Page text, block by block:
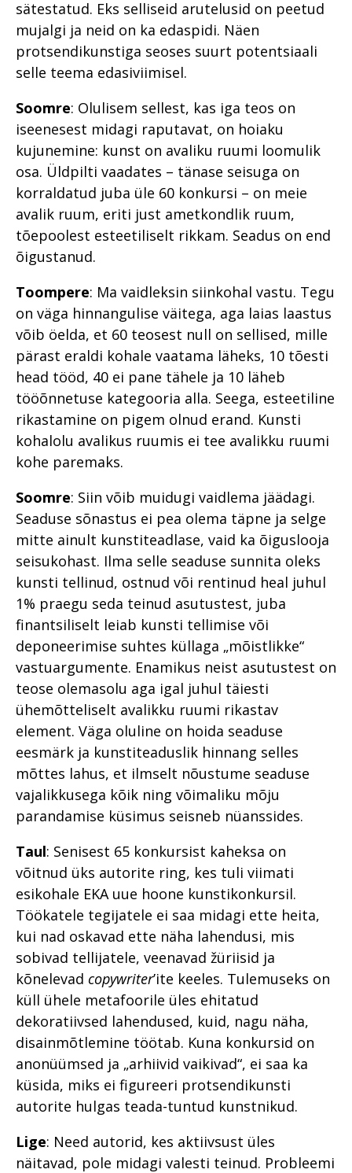
sätestatud. Eks selliseid arutelusid on peetud
mujalgi ja neid on ka edaspidi. Näen
protsendikunstiga seoses suurt potentsiaali
selle teema edasiviimisel.
Soomre: Olulisem sellest, kas iga teos on
iseenesest midagi raputavat, on hoiaku
kujunemine: kunst on avaliku ruumi loomulik
osa. Üldpilti vaadates – tänase seisuga on
korraldatud juba üle 60 konkursi – on meie
avalik ruum, eriti just ametkondlik ruum,
tõepoolest esteetiliselt rikkam. Seadus on end
õigustanud.
Toompere: Ma vaidleksin siinkohal vastu. Tegu
on väga hinnangulise väitega, aga laias laastus
võib öelda, et 60 teosest null on sellised, mille
pärast eraldi kohale vaatama läheks, 10 tõesti
head tööd, 40 ei pane tähele ja 10 läheb
tööõnnetuse kategooria alla. Seega, esteetiline
rikastamine on pigem olnud erand. Kunsti
kohalolu avalikus ruumis ei tee avalikku ruumi
kohe paremaks.
Soomre: Siin võib muidugi vaidlema jäädagi.
Seaduse sõnastus ei pea olema täpne ja selge
mitte ainult kunstiteadlase, vaid ka õiguslooja
seisukohast. Ilma selle seaduse sunnita oleks
kunsti tellinud, ostnud või rentinud heal juhul
1% praegu seda teinud asutustest, juba
finantsiliselt leiab kunsti tellimise või
deponeerimise suhtes küllaga „mõistlikke“
vastuargumente. Enamikus neist asutustest on
teose olemasolu aga igal juhul täiesti
ühemõtteliselt avalikku ruumi rikastav
element. Väga oluline on hoida seaduse
eesmärk ja kunstiteaduslik hinnang selles
mõttes lahus, et ilmselt nõustume seaduse
vajalikkusega kõik ning võimaliku mõju
parandamise küsimus seisneb nüanssides.
Taul: Senisest 65 konkursist kaheksa on
võitnud üks autorite ring, kes tuli viimati
esikohale EKA uue hoone kunstikonkursil.
Töökatele tegijatele ei saa midagi ette heita,
kui nad oskavad ette näha lahendusi, mis
sobivad tellijatele, veenavad žüriisid ja
kõnelevad copywriter’ite keeles. Tulemuseks on
küll ühele metafoorile üles ehitatud
dekoratiivsed lahendused, kuid, nagu näha,
disainmõtlemine töötab. Kuna konkursid on
anonüümsed ja „arhiivid vaikivad“, ei saa ka
küsida, miks ei figureeri protsendikunsti
autorite hulgas teada-tuntud kunstnikud.
Lige: Need autorid, kes aktiivsust üles
näitavad, pole midagi valesti teinud. Probleemi